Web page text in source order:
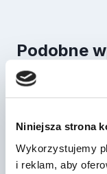
Niniejsza strona
Wykorzystujemy
i reklam, aby
Podobne
widoczny
miejscu